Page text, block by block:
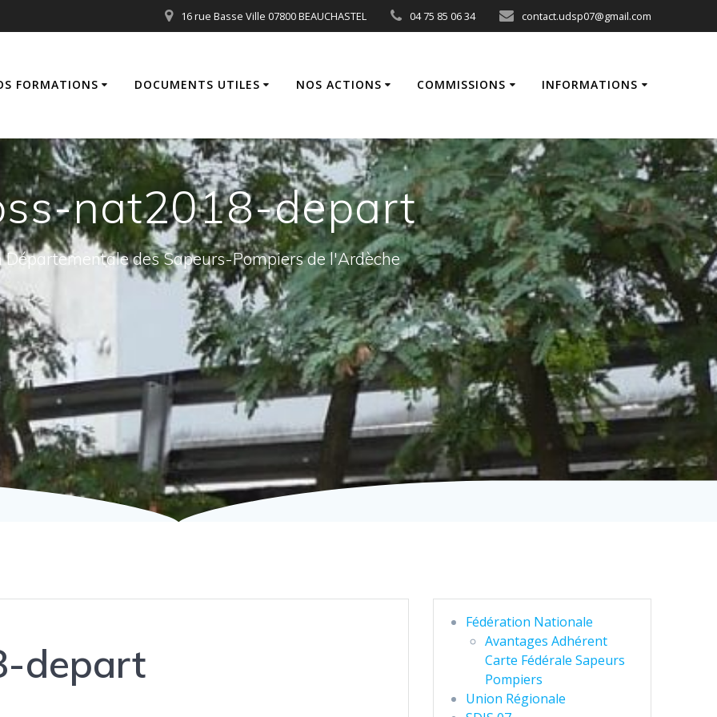
16 rue Basse Ville 07800 BEAUCHASTEL 04 75 85 06 34 contact.udsp07@gmail.com
FORMATIONS DOCUMENTS UTILES NOS ACTIONS COMMISSIONS INFORMATIONS
nat2018-depart
Départementale des Sapeurs-Pompiers de l'Ardèche
depart
Fédération Nationale
Avantages Adhérent
Carte Fédérale Sapeurs
Pompiers
Union Régionale